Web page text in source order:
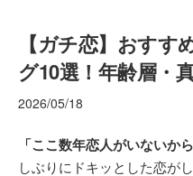
【ガチ恋】おす
グ10選！年齢層・
2026/05/18
「ここ数年恋人がいないか
しぶりにドキッとした恋が